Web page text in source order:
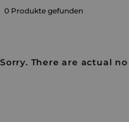
0 Produkte gefunden
Sorry. There are actual